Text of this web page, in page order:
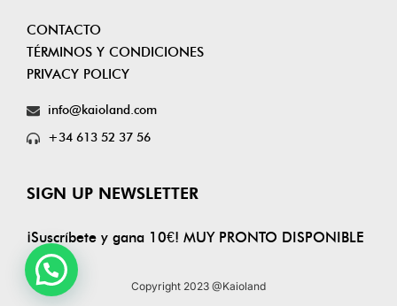
SIGN UP NEWSLETTER
¡Suscríbete y gana 10€! MUY PRONTO DISPONIBLE
CONTACTO
TÉRMINOS Y CONDICIONES
PRIVACY POLICY
info@kaioland.com
+34 613 52 37 56
Copyright 2023 @Kaioland